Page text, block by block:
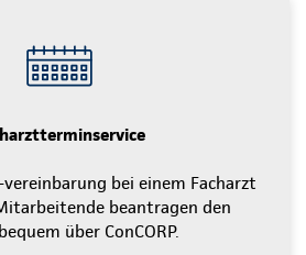
bei einem Facharzt
beantragen den
über ConCORP.